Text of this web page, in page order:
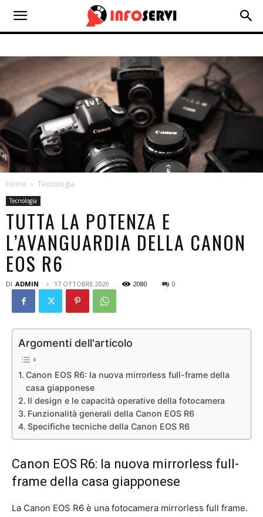
Home Tecnologia
Tecnologia
TUTTA LA POTENZA E
L’AVANGUARDIA DELLA CANON
EOS R6
DI ADMIN 17 OTTOBRE 2020 2080 0
Argomenti dell'articolo
Canon EOS R6: la nuova mirrorless full-frame della
casa giapponese
Il design e le capacità operative della fotocamera
Funzionalità generali della Canon EOS R6
Specifiche tecniche della Canon EOS R6
Canon EOS R6: la nuova mirrorless full-
frame della casa giapponese
La Canon EOS R6 è una fotocamera mirrorless full frame.